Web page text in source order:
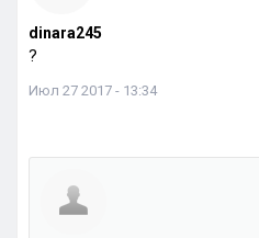
dinara245
?
Июл 27 2017 - 13:34